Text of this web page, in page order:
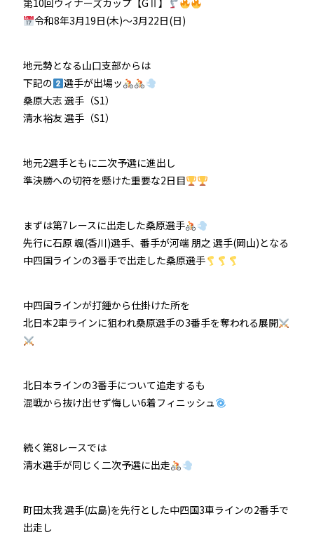
Kの3本勝負（本命予想）
崖っぷちのK（穴予想）
Kの地元推し！（地元予想）
歴代優勝者を紹介
協賛レース募集
横断幕掲出について
Kからの挑戦状
防府競輪キャラクター
サイトポリシー
防府競輪をお楽しみいただくために
来場者の肖像権について
第10回ウィナーズカップ【GⅡ】
令和8年3月19日(木)〜3月22日(日)
地元勢となる山口支部からは
下記の
選手が出場ッ
桑原大志 選手（S1）
清水裕友 選手（S1）
地元2選手ともに二次予選に進出し
準決勝への切符を懸けた重要な2日目
まずは第7レースに出走した桑原選手
先行に石原 颯(香川)選手、番手が河端 朋之 選手(岡山)となる
中四国ラインの3番手で出走した桑原選手
中四国ラインが打鍾から仕掛けた所を
北日本2車ラインに狙われ桑原選手の3番手を奪われる展開
北日本ラインの3番手について追走するも
混戦から抜け出せず悔しい6着フィニッシュ
続く第8レースでは
清水選手が同じく二次予選に出走
町田太我 選手(広島)を先行とした中四国3車ラインの2番手で
出走し